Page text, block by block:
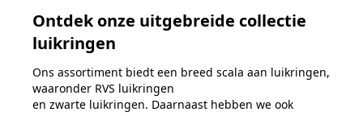
Ontdek onze uitgebreide collectie
luikringen
Ons assortiment biedt een breed scala aan luikringen,
waaronder RVS luikringen
en zwarte luikringen. Daarnaast hebben we ook